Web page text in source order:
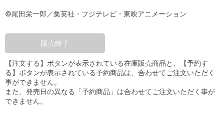
©尾田栄一郎／集英社・フジテレビ・東映アニメーション
販売終了
【注文する】ボタンが表示されている在庫販売商品と、【予約す
る】ボタンが表示されている予約商品は、合わせてご注文いただく
事ができません。
また、発売日の異なる「予約商品」は合わせてご注文いただく事が
できません。